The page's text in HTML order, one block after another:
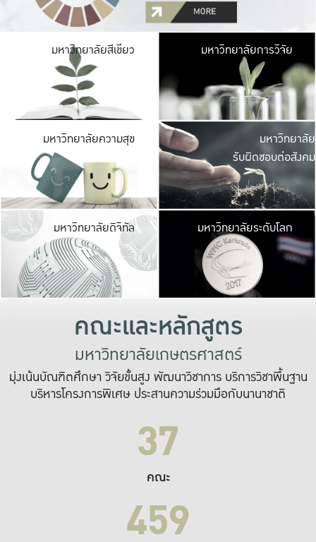
มหาวิทยาลัยสีเขียว มหาวิ
มีพื้นที่เขียวสดใส
เป็นป่าในเมือง เกษต
มหาวิทยาลัยการวิจัย
มหาวิทยาลัยความสุข มหาวิ
ค
เปิดประ
และพบเรื่องราวใ
มหาวิทยาลัย
รับผิดชอบต่อสังคม
มหาวิทยาลัยดิจิทัล มหาวิ
เปลี่ยนแปลง แล
เพื่อทำง
ระบบสารสนเทศ
มหาวิทยาลัยระดับโลก
คณะและหลักสูตร
มหาวิทยาลัยเกษตรศาสตร์
มุ่งเน้นบัณฑิตศึกษา วิจัยขั้นสูง พัฒนาวิชาการ บริการวิชาพื้นฐาน
บริหารโครงการพิเศษ ประสานความร่วมมือกับนานาชาติ
37
คณะ
459